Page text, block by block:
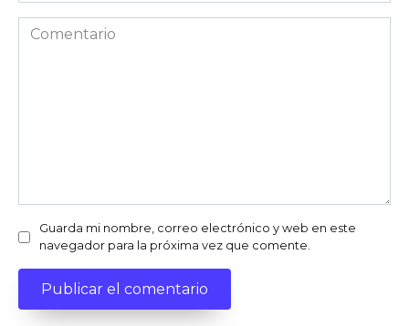
Comentario
Guarda mi nombre, correo electrónico y web en este
navegador para la próxima vez que comente.